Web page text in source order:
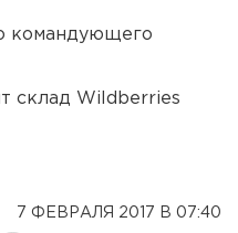
командующего
склад Wildberries
7 ФЕВРАЛЯ 2017 В 07:40